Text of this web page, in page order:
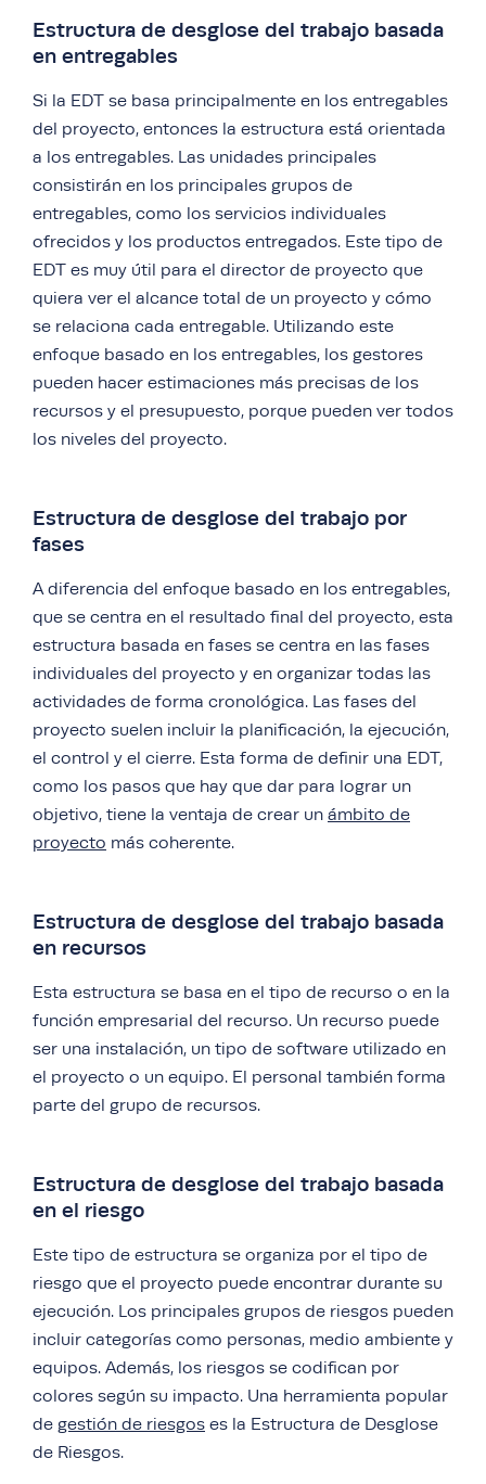
Estructura de desglose del trabajo basada
en entregables
Si la EDT se basa principalmente en los entregables
del proyecto, entonces la estructura está orientada
a los entregables. Las unidades principales
consistirán en los principales grupos de
entregables, como los servicios individuales
ofrecidos y los productos entregados. Este tipo de
EDT es muy útil para el director de proyecto que
quiera ver el alcance total de un proyecto y cómo
se relaciona cada entregable. Utilizando este
enfoque basado en los entregables, los gestores
pueden hacer estimaciones más precisas de los
recursos y el presupuesto, porque pueden ver todos
los niveles del proyecto.
Estructura de desglose del trabajo por
fases
A diferencia del enfoque basado en los entregables,
que se centra en el resultado final del proyecto, esta
estructura basada en fases se centra en las fases
individuales del proyecto y en organizar todas las
actividades de forma cronológica. Las fases del
proyecto suelen incluir la planificación, la ejecución,
el control y el cierre. Esta forma de definir una EDT,
como los pasos que hay que dar para lograr un
objetivo, tiene la ventaja de crear un ámbito de
proyecto más coherente.
Estructura de desglose del trabajo basada
en recursos
Esta estructura se basa en el tipo de recurso o en la
función empresarial del recurso. Un recurso puede
ser una instalación, un tipo de software utilizado en
el proyecto o un equipo. El personal también forma
parte del grupo de recursos.
Estructura de desglose del trabajo basada
en el riesgo
Este tipo de estructura se organiza por el tipo de
riesgo que el proyecto puede encontrar durante su
ejecución. Los principales grupos de riesgos pueden
incluir categorías como personas, medio ambiente y
equipos. Además, los riesgos se codifican por
colores según su impacto. Una herramienta popular
de gestión de riesgos es la Estructura de Desglose
de Riesgos.